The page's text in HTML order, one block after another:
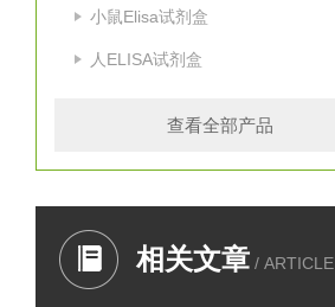
小鼠Elisa试剂盒
人ELISA试剂盒
查看全部产品
相关文章 / ARTICLE